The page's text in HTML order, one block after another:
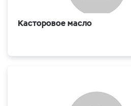
Касторовое масло